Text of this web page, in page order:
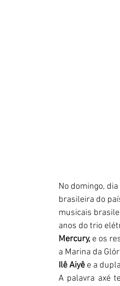
No domingo,
brasileira do
musicais
anos do trio
Mercury, e os
a Marina da
Ilê Aiyê e a dupla
A palavra axé